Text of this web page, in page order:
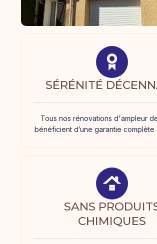
SÉRÉNITÉ
Tous nos rénovations d'ampleur
bénéficient d’une garantie complète
SANS
CHIMIQUES